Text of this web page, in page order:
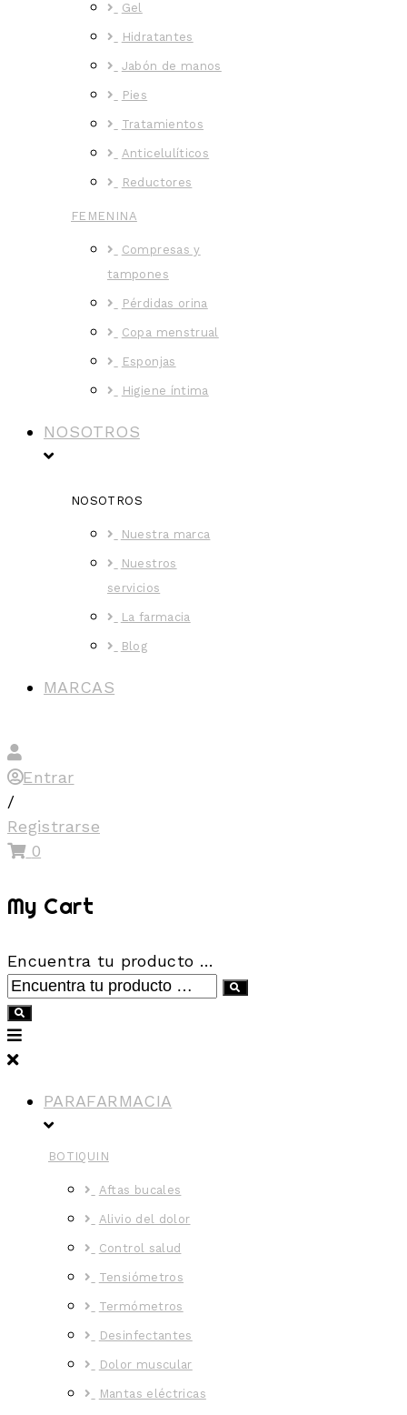
Gel
Hidratantes
Jabón de manos
Pies
Tratamientos
Anticelulíticos
Reductores
FEMENINA
Compresas y
tampones
Pérdidas orina
Copa menstrual
Esponjas
Higiene íntima
NOSOTROS
NOSOTROS
Nuestra marca
Nuestros
servicios
La farmacia
Blog
MARCAS
Entrar
/
Registrarse
0
My Cart
Encuentra tu producto …
PARAFARMACIA
BOTIQUIN
Aftas bucales
Alivio del dolor
Control salud
Tensiómetros
Termómetros
Desinfectantes
Dolor muscular
Mantas eléctricas